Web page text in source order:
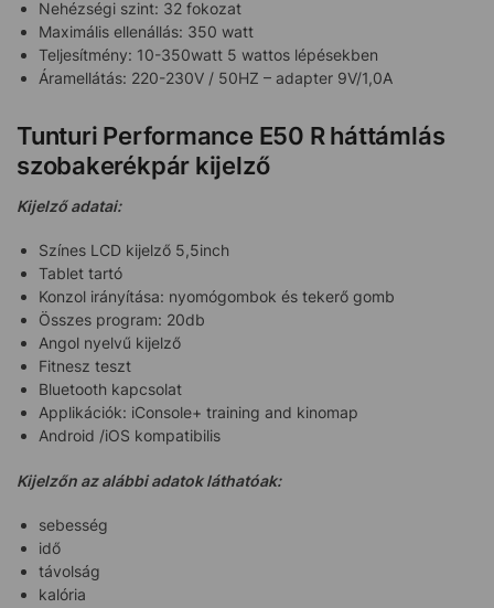
Nehézségi szint: 32 fokozat
Maximális ellenállás: 350 watt
Teljesítmény: 10-350watt 5 wattos lépésekben
Áramellátás: 220-230V / 50HZ – adapter 9V/1,0A
Tunturi Performance E50 R háttámlás
szobakerékpár kijelző
Kijelző adatai:
Színes LCD kijelző 5,5inch
Tablet tartó
Konzol irányítása: nyomógombok és tekerő gomb
Összes program: 20db
Angol nyelvű kijelző
Fitnesz teszt
Bluetooth kapcsolat
Applikációk: iConsole+ training and kinomap
Android /iOS kompatibilis
Kijelzőn az alábbi adatok láthatóak:
sebesség
idő
távolság
kalória